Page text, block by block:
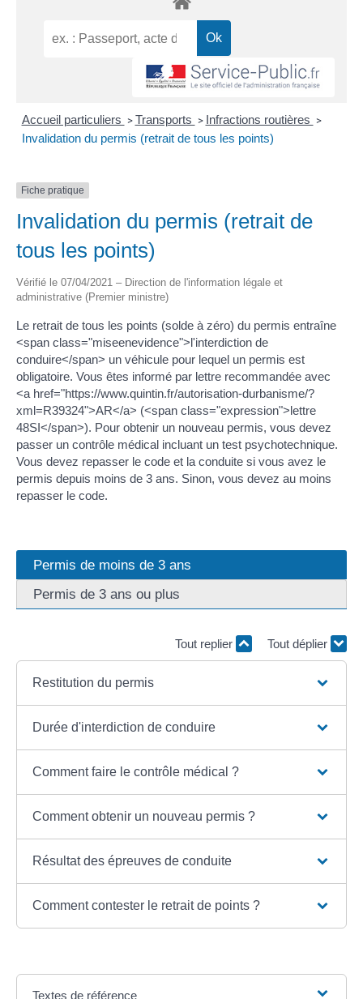
Accueil particuliers > Transports > Infractions routières >
Invalidation du permis (retrait de tous les points)
Fiche pratique
Invalidation du permis (retrait de
tous les points)
Vérifié le 07/04/2021 – Direction de l'information légale et
administrative (Premier ministre)
Le retrait de tous les points (solde à zéro) du permis entraîne
<span class="miseenevidence">l'interdiction de
conduire</span> un véhicule pour lequel un permis est
obligatoire. Vous êtes informé par lettre recommandée avec
<a href="https://www.quintin.fr/autorisation-durbanisme/?
xml=R39324">AR</a> (<span class="expression">lettre
48SI</span>). Pour obtenir un nouveau permis, vous devez
passer un contrôle médical incluant un test psychotechnique.
Vous devez repasser le code et la conduite si vous avez le
permis depuis moins de 3 ans. Sinon, vous devez au moins
repasser le code.
Permis de moins de 3 ans
Permis de 3 ans ou plus
Tout replier Tout déplier
Restitution du permis
Durée d'interdiction de conduire
Comment faire le contrôle médical ?
Comment obtenir un nouveau permis ?
Résultat des épreuves de conduite
Comment contester le retrait de points ?
Textes de référence